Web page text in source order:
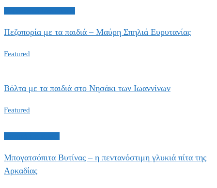
Πεζοπορία με τα παιδιά – Μαύρη Σπηλιά Ευρυτανίας
Featured
Βόλτα με τα παιδιά στο Νησάκι των Ιωαννίνων
Featured
Μπογατσόπιτα Βυτίνας – η πεντανόστιμη γλυκιά πίτα της
Αρκαδίας